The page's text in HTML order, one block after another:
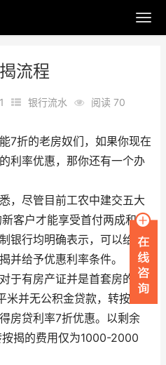
流程
银行流水 阅读 70
7折的老房奴们，如果你现在
利率优惠，那你还有一个办
，尽管目前工农中建交五大
客户才能享受首付两成和利
银行均明确表示，可以给符
并给予优惠利率条件。
于有房产证并是首套房的老
并无公积金贷款，转按揭到
房贷利率7折优惠。以剩余
揭的费用仅为1000-2000